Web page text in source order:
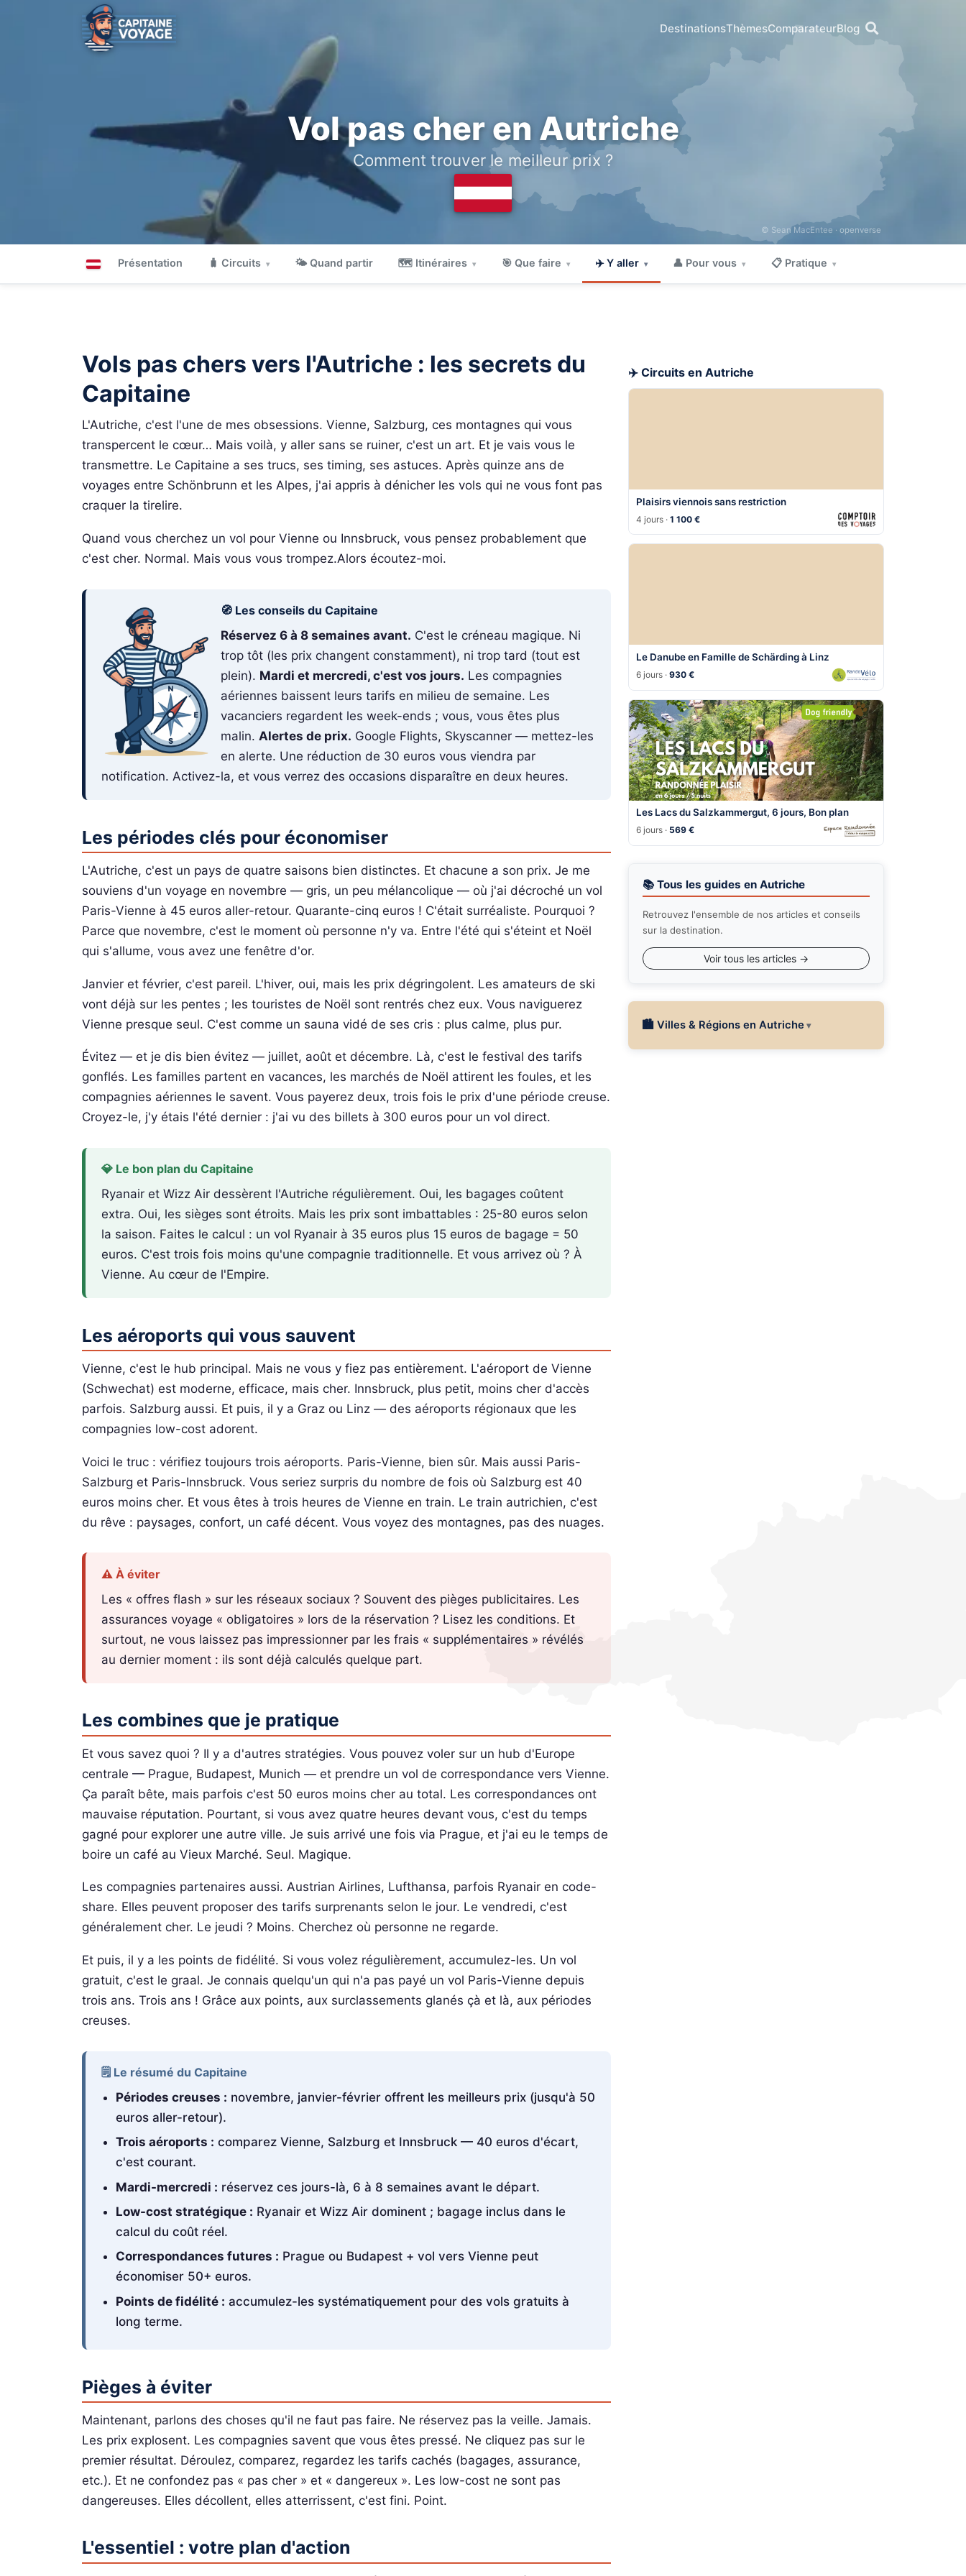
DestinationsThèmesComparateurBlog
Vol pas cher en Autriche
Comment trouver le meilleur prix ?
© Sean MacEntee · openverse
Présentation 🧳 Circuits ▾ 🌤 Quand partir 🗺 Itinéraires ▾ 🎯 Que faire ▾ ✈️ Y aller ▾ 👤 Pour vous ▾ 📋 Pratique ▾
Vols pas chers vers l'Autriche : les secrets du
Capitaine
L'Autriche, c'est l'une de mes obsessions. Vienne, Salzburg, ces montagnes qui vous
transpercent le cœur… Mais voilà, y aller sans se ruiner, c'est un art. Et je vais vous le
transmettre. Le Capitaine a ses trucs, ses timing, ses astuces. Après quinze ans de
voyages entre Schönbrunn et les Alpes, j'ai appris à dénicher les vols qui ne vous font pas
craquer la tirelire.
Quand vous cherchez un vol pour Vienne ou Innsbruck, vous pensez probablement que
c'est cher. Normal. Mais vous vous trompez.Alors écoutez-moi.
🧭 Les conseils du Capitaine
Réservez 6 à 8 semaines avant. C'est le créneau magique. Ni
trop tôt (les prix changent constamment), ni trop tard (tout est
plein). Mardi et mercredi, c'est vos jours. Les compagnies
aériennes baissent leurs tarifs en milieu de semaine. Les
vacanciers regardent les week-ends ; vous, vous êtes plus
malin.Alertes de prix. Google Flights, Skyscanner — mettez-les
en alerte. Une réduction de 30 euros vous viendra par
notification. Activez-la, et vous verrez des occasions disparaître en deux heures.
Les périodes clés pour économiser
L'Autriche, c'est un pays de quatre saisons bien distinctes. Et chacune a son prix. Je me
souviens d'un voyage en novembre — gris, un peu mélancolique — où j'ai décroché un vol
Paris-Vienne à 45 euros aller-retour. Quarante-cinq euros ! C'était surréaliste. Pourquoi ?
Parce que novembre, c'est le moment où personne n'y va. Entre l'été qui s'éteint et Noël
qui s'allume, vous avez une fenêtre d'or.
Janvier et février, c'est pareil. L'hiver, oui, mais les prix dégringolent. Les amateurs de ski
vont déjà sur les pentes ; les touristes de Noël sont rentrés chez eux. Vous naviguerez
Vienne presque seul. C'est comme un sauna vidé de ses cris : plus calme, plus pur.
Évitez — et je dis bien évitez — juillet, août et décembre. Là, c'est le festival des tarifs
gonflés. Les familles partent en vacances, les marchés de Noël attirent les foules, et les
compagnies aériennes le savent. Vous payerez deux, trois fois le prix d'une période creuse.
Croyez-le, j'y étais l'été dernier : j'ai vu des billets à 300 euros pour un vol direct.
💎 Le bon plan du Capitaine
Ryanair et Wizz Air dessèrent l'Autriche régulièrement. Oui, les bagages coûtent
extra. Oui, les sièges sont étroits. Mais les prix sont imbattables : 25-80 euros selon
la saison. Faites le calcul : un vol Ryanair à 35 euros plus 15 euros de bagage = 50
euros. C'est trois fois moins qu'une compagnie traditionnelle. Et vous arrivez où ? À
Vienne. Au cœur de l'Empire.
Les aéroports qui vous sauvent
Vienne, c'est le hub principal. Mais ne vous y fiez pas entièrement. L'aéroport de Vienne
(Schwechat) est moderne, efficace, mais cher. Innsbruck, plus petit, moins cher d'accès
parfois. Salzburg aussi. Et puis, il y a Graz ou Linz — des aéroports régionaux que les
compagnies low-cost adorent.
Voici le truc : vérifiez toujours trois aéroports. Paris-Vienne, bien sûr. Mais aussi Paris-
Salzburg et Paris-Innsbruck. Vous seriez surpris du nombre de fois où Salzburg est 40
euros moins cher. Et vous êtes à trois heures de Vienne en train. Le train autrichien, c'est
du rêve : paysages, confort, un café décent. Vous voyez des montagnes, pas des nuages.
⚠️ À éviter
Les « offres flash » sur les réseaux sociaux ? Souvent des pièges publicitaires. Les
assurances voyage « obligatoires » lors de la réservation ? Lisez les conditions. Et
surtout, ne vous laissez pas impressionner par les frais « supplémentaires » révélés
au dernier moment : ils sont déjà calculés quelque part.
Les combines que je pratique
Et vous savez quoi ? Il y a d'autres stratégies. Vous pouvez voler sur un hub d'Europe
centrale — Prague, Budapest, Munich — et prendre un vol de correspondance vers Vienne.
Ça paraît bête, mais parfois c'est 50 euros moins cher au total. Les correspondances ont
mauvaise réputation. Pourtant, si vous avez quatre heures devant vous, c'est du temps
gagné pour explorer une autre ville. Je suis arrivé une fois via Prague, et j'ai eu le temps de
boire un café au Vieux Marché. Seul. Magique.
Les compagnies partenaires aussi. Austrian Airlines, Lufthansa, parfois Ryanair en code-
share. Elles peuvent proposer des tarifs surprenants selon le jour. Le vendredi, c'est
généralement cher. Le jeudi ? Moins. Cherchez où personne ne regarde.
Et puis, il y a les points de fidélité. Si vous volez régulièrement, accumulez-les. Un vol
gratuit, c'est le graal. Je connais quelqu'un qui n'a pas payé un vol Paris-Vienne depuis
trois ans. Trois ans ! Grâce aux points, aux surclassements glanés çà et là, aux périodes
creuses.
🗒️ Le résumé du Capitaine
Périodes creuses : novembre, janvier-février offrent les meilleurs prix (jusqu'à 50
euros aller-retour).
Trois aéroports : comparez Vienne, Salzburg et Innsbruck — 40 euros d'écart,
c'est courant.
Mardi-mercredi : réservez ces jours-là, 6 à 8 semaines avant le départ.
Low-cost stratégique : Ryanair et Wizz Air dominent ; bagage inclus dans le
calcul du coût réel.
Correspondances futures : Prague ou Budapest + vol vers Vienne peut
économiser 50+ euros.
Points de fidélité : accumulez-les systématiquement pour des vols gratuits à
long terme.
Pièges à éviter
Maintenant, parlons des choses qu'il ne faut pas faire. Ne réservez pas la veille. Jamais.
Les prix explosent. Les compagnies savent que vous êtes pressé. Ne cliquez pas sur le
premier résultat. Déroulez, comparez, regardez les tarifs cachés (bagages, assurance,
etc.). Et ne confondez pas « pas cher » et « dangereux ». Les low-cost ne sont pas
dangereuses. Elles décollent, elles atterrissent, c'est fini. Point.
L'essentiel : votre plan d'action
✈️ Circuits en Autriche
Plaisirs viennois sans restriction
4 jours ·1 100 €
Le Danube en Famille de Schärding à Linz
6 jours ·930 €
Les Lacs du Salzkammergut, 6 jours, Bon plan
6 jours · 569 €
📚 Tous les guides en Autriche
Retrouvez l'ensemble de nos articles et conseils
sur la destination.
Voir tous les articles →
🏙 Villes & Régions en Autriche